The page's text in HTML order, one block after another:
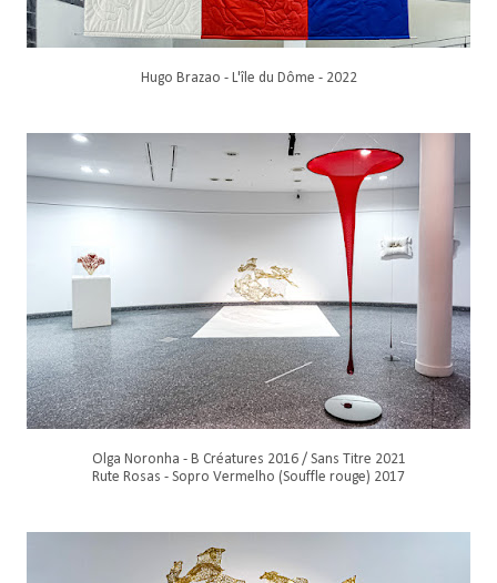
Hugo Brazao - L'île du Dôme - 2022
Olga Noronha - B Créatures 2016 / Sans Titre 2021
Rute Rosas - Sopro Vermelho (Souffle rouge) 2017